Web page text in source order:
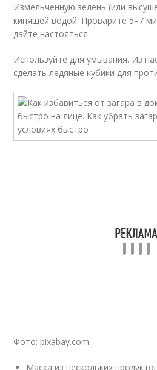
Измельченную зелень (или
кипящей водой. Проварите 5–7
дайте настояться.
Используйте для умывания. Из
сделать ледяные кубики для
Фото: pixabay.com
Маска из нескольких